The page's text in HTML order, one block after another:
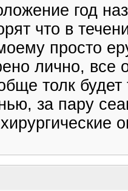
год
что в
просто
лично, все
толк
за пару